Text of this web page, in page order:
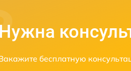
бесплатную